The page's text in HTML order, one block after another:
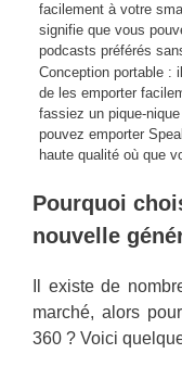
facilement à votre
signifie que vous
podcasts préférés
Conception portable :
de les emporter
fassiez un pique-
pouvez emporter
haute qualité où que
Pourquoi
nouvelle
Il existe de
marché, alors
360 ? Voici